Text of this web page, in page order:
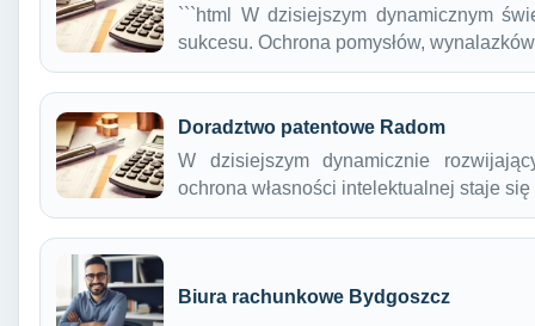
```html W dzisiejszym dynamicznym
sukcesu. Ochrona pomysłów,
Doradztwo patentowe Radom
W dzisiejszym dynamicznie
ochrona własności intelektualnej staje
Biura rachunkowe Bydgoszcz